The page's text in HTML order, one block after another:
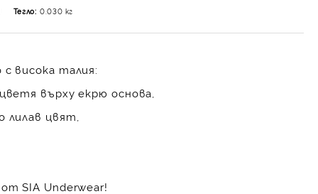
Тегло: 0.030 кг
с висока талия:
върху екрю основа,
лилав цвят,
SIA Underwear!